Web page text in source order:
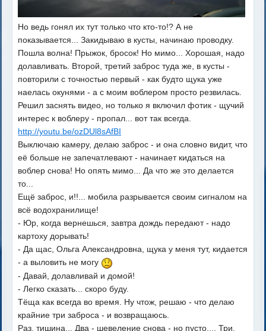
Но ведь гонял их тут только что кто-то!? А не
показывается... Закидываю в кусты, начинаю проводку.
Пошла волна! Прыжок, бросок! Но мимо... Хорошая, надо
долавливать. Второй, третий заброс туда же, в кусты -
повторили с точностью первый - как будто щука уже
наелась окунями - а с моим воблером просто резвилась.
Решил заснять видео, но только я включил фотик - щучий
интерес к воблеру - пропал... вот так всегда.
http://youtu.be/ozDUl8sAfBI
Выключаю камеру, делаю заброс - и она словно видит, что
её больше не запечатлевают - начинает кидаться на
воблер снова! Но опять мимо... Да что же это делается
то...
Ещё заброс, и!!... мобила разрывается своим сигналом на
всё водохранилище!
- Юр, когда вернешься, завтра дождь передают - надо
картоху дорывать!
- Да щас, Ольга Александровна, щука у меня тут, кидается
- а выловить не могу
- Давай, долавливай и домой!
- Легко сказать... скоро буду.
Тёща как всегда во время. Ну чтож, решаю - что делаю
крайние три заброса - и возвращаюсь.
Раз, тишина... Два - шевеление снова - но пусто.... Три,